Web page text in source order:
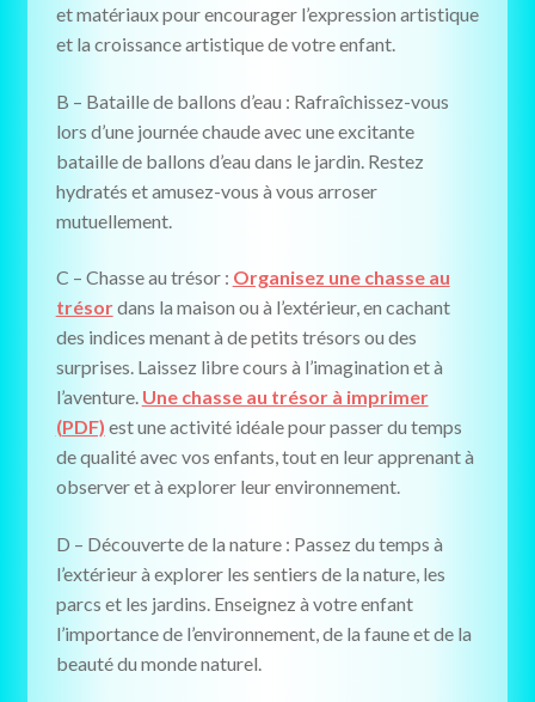
et matériaux pour encourager l’expression artistique
et la croissance artistique de votre enfant.
B – Bataille de ballons d’eau : Rafraîchissez-vous
lors d’une journée chaude avec une excitante
bataille de ballons d’eau dans le jardin. Restez
hydratés et amusez-vous à vous arroser
mutuellement.
C – Chasse au trésor : Organisez une chasse au
trésordans la maison ou à l’extérieur, en cachant
des indices menant à de petits trésors ou des
surprises. Laissez libre cours à l’imagination et à
l’aventure. Une chasse au trésor à imprimer
(PDF) est une activité idéale pour passer du temps
de qualité avec vos enfants, tout en leur apprenant à
observer et à explorer leur environnement.
D – Découverte de la nature : Passez du temps à
l’extérieur à explorer les sentiers de la nature, les
parcs et les jardins. Enseignez à votre enfant
l’importance de l’environnement, de la faune et de la
beauté du monde naturel.